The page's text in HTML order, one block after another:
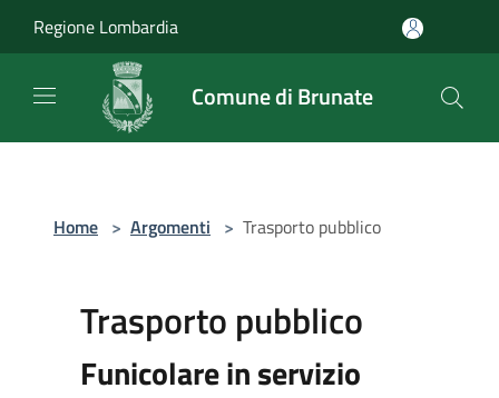
Regione Lombardia
Comune di Brunate
Home > Argomenti > Trasporto pubblico
Trasporto pubblico
Funicolare in servizio